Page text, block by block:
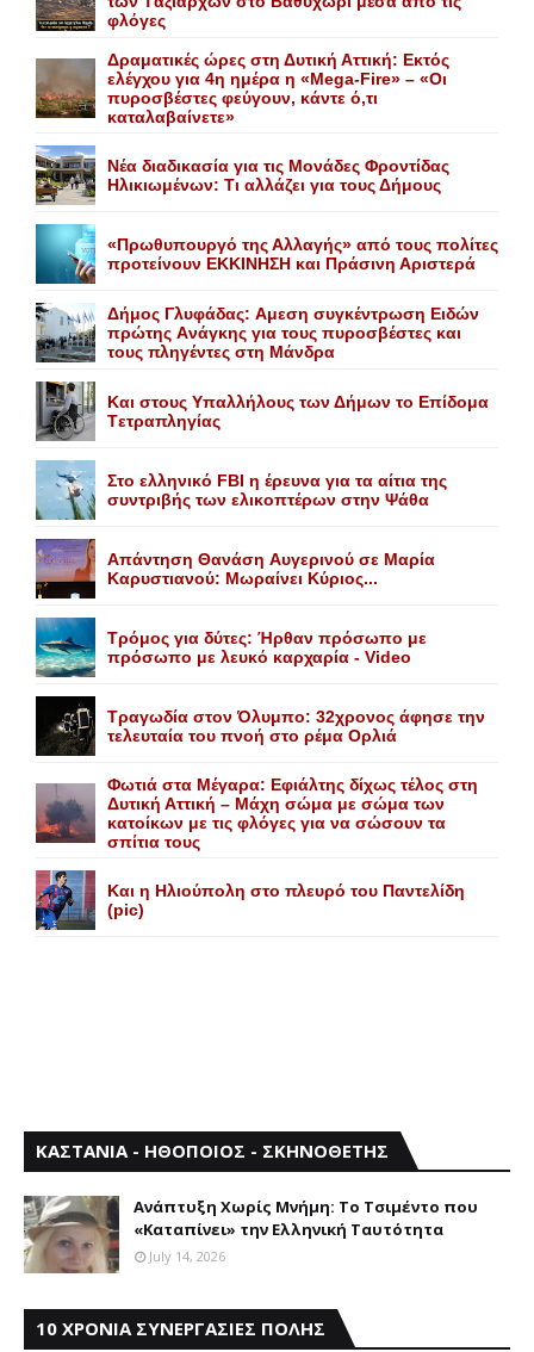
φλόγες
Δραματικές ώρες στη Δυτική Αττική: Εκτός
ελέγχου για 4η ημέρα η «Mega-Fire» – «Οι
πυροσβέστες φεύγουν, κάντε ό,τι
καταλαβαίνετε»
Nέα διαδικασία για τις Mονάδες Φροντίδας
Hλικιωμένων: Tι αλλάζει για τους Δήμους
«Πρωθυπουργό της Αλλαγής» από τους πολίτες
προτείνουν EKKINHΣΗ και Πράσινη Αριστερά
Δήμος Γλυφάδας: Aμεση συγκέντρωση Eιδών
πρώτης Aνάγκης για τους πυροσβέστες και
τους πληγέντες στη Mάνδρα
Kαι στους Yπαλλήλους των Δήμων το Eπίδομα
Tετραπληγίας
Στο ελληνικό FBI η έρευνα για τα αίτια της
συντριβής των ελικοπτέρων στην Ψάθα
Aπάντηση Θανάση Aυγερινού σε Mαρία
Kαρυστιανού: Mωραίνει Kύριος...
Τρόμος για δύτες: Ήρθαν πρόσωπο με
πρόσωπο με λευκό καρχαρία - Video
Τραγωδία στον Όλυμπο: 32χρονος άφησε την
τελευταία του πνοή στο ρέμα Ορλιά
Φωτιά στα Μέγαρα: Εφιάλτης δίχως τέλος στη
Δυτική Αττική – Μάχη σώμα με σώμα των
κατοίκων με τις φλόγες για να σώσουν τα
σπίτια τους
Και η Ηλιούπολη στο πλευρό του Παντελίδη
(pic)
ΚΑΣΤΑΝΙΑ - ΗΘΟΠΟΙΟΣ - ΣΚΗΝΟΘΕΤΗΣ
Aνάπτυξη Xωρίς Mνήμη: Το Τσιμέντο που
«Καταπίνει» την Ελληνική Ταυτότητα
July 14, 2026
10 ΧΡΟΝΙΑ ΣΥΝΕΡΓΑΣΙΕΣ ΠΟΛΗΣ